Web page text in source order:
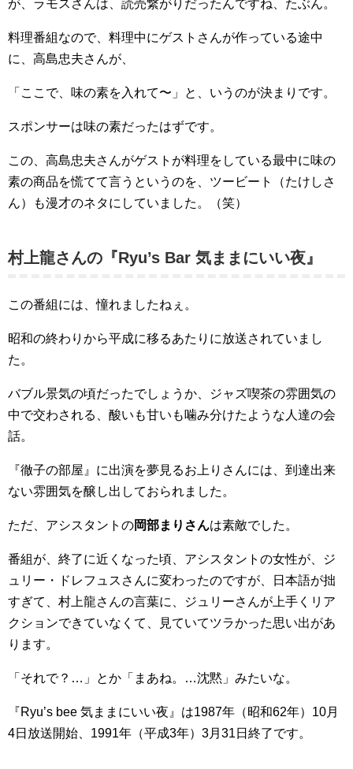
が、ラモスさんは、読売繋がりだったんですね、たぶん。
料理番組なので、料理中にゲストさんが作っている途中
に、高島忠夫さんが、
「ここで、味の素を入れて〜」と、いうのが決まりです。
スポンサーは味の素だったはずです。
この、高島忠夫さんがゲストが料理をしている最中に味の
素の商品を慌てて言うというのを、ツービート（たけしさ
ん）も漫才のネタにしていました。（笑）
村上龍さんの『Ryu’s Bar 気ままにいい夜』
この番組には、憧れましたねぇ。
昭和の終わりから平成に移るあたりに放送されていまし
た。
バブル景気の頃だったでしょうか、ジャズ喫茶の雰囲気の
中で交わされる、酸いも甘いも噛み分けたような人達の会
話。
『徹子の部屋』に出演を夢見るお上りさんには、到達出来
ない雰囲気を醸し出しておられました。
ただ、アシスタントの岡部まりさんは素敵でした。
番組が、終了に近くなった頃、アシスタントの女性が、ジ
ュリー・ドレフュスさんに変わったのですが、日本語が拙
すぎて、村上龍さんの言葉に、ジュリーさんが上手くリア
クションできていなくて、見ていてツラかった思い出があ
ります。
「それで？…」とか「まあね。…沈黙」みたいな。
『Ryu’s bee 気ままにいい夜』は1987年（昭和62年）10月
4日放送開始、1991年（平成3年）3月31日終了です。